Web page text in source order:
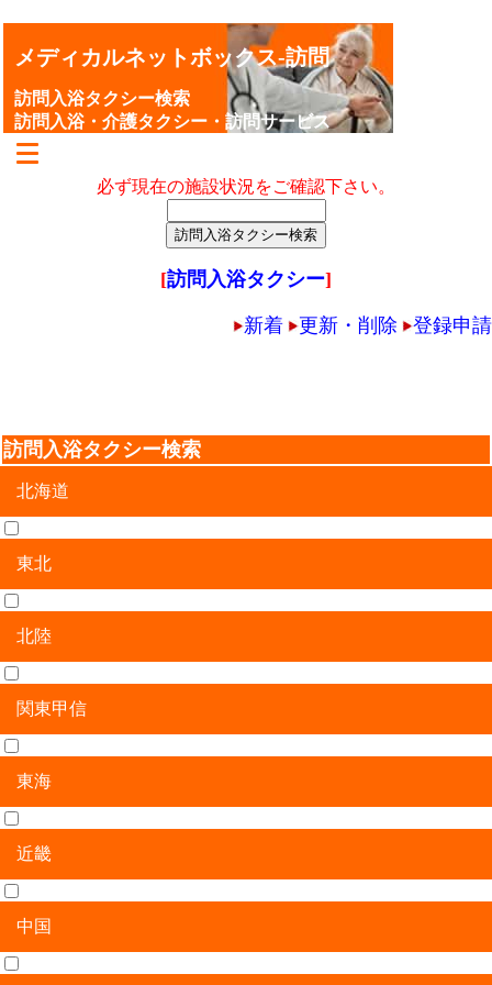
メディカルネットボックス-訪問
訪問入浴タクシー検索
訪問入浴・介護タクシー・訪問サービス
必ず現在の施設状況をご確認下さい。
[訪問入浴タクシー]
新着 更新・削除 登録申請
訪問入浴タクシー検索
北海道
北海道
東北
青森県
岩手県
宮城県
秋田県
山形県
福島県
北陸
新潟県
富山県
石川県
福井県
関東甲信
茨城県
栃木県
群馬県
埼玉県
千葉県
東京都
神奈川県
山梨県
長野県
東海
岐阜県
静岡県
愛知県
三重県
近畿
滋賀県
京都府
大阪府
兵庫県
奈良県
和歌山県
中国